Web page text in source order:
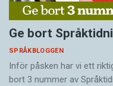
Ge bort
SPRÅKBLOGGEN
Inför påsken har vi ett
bort 3 nummer av